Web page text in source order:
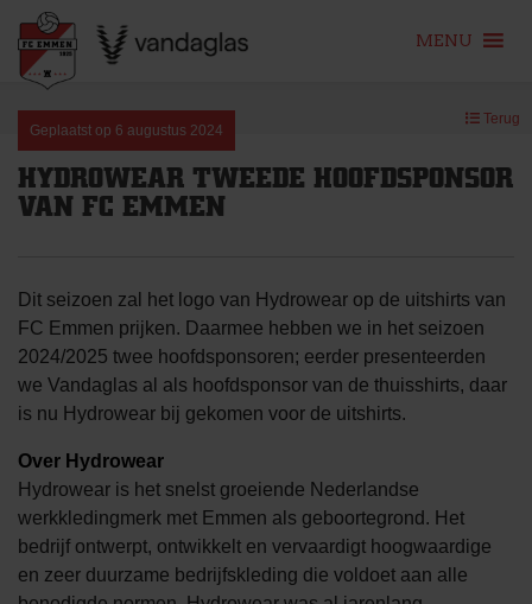
content
MENU
Geplaatst op 6 augustus 2024
Terug
HYDROWEAR TWEEDE HOOFDSPONSOR
VAN FC EMMEN
Dit seizoen zal het logo van Hydrowear op de uitshirts van
FC Emmen prijken. Daarmee hebben we in het seizoen
2024/2025 twee hoofdsponsoren; eerder presenteerden
we Vandaglas al als hoofdsponsor van de thuisshirts, daar
is nu Hydrowear bij gekomen voor de uitshirts.
Over Hydrowear
Hydrowear is het snelst groeiende Nederlandse
werkkledingmerk met Emmen als geboortegrond. Het
bedrijf ontwerpt, ontwikkelt en vervaardigt hoogwaardige
en zeer duurzame bedrijfskleding die voldoet aan alle